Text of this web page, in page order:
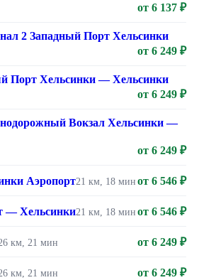
от 6 137 ₽
2 Западный Порт Хельсинки
от 6 249 ₽
Порт Хельсинки — Хельсинки
от 6 249 ₽
Вокзал Хельсинки —
от 6 249 ₽
Аэропорт21 км, 18 мин от 6 546 ₽
— Хельсинки21 км, 18 мин от 6 546 ₽
км, 21 мин от 6 249 ₽
км, 21 мин от 6 249 ₽